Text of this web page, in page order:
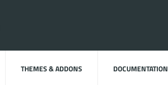
THEMES & ADDONS DOCUMENTATION